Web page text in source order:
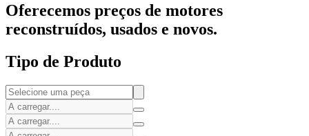
Oferecemos preços de motores
reconstruídos, usados e novos.
Tipo de Produto